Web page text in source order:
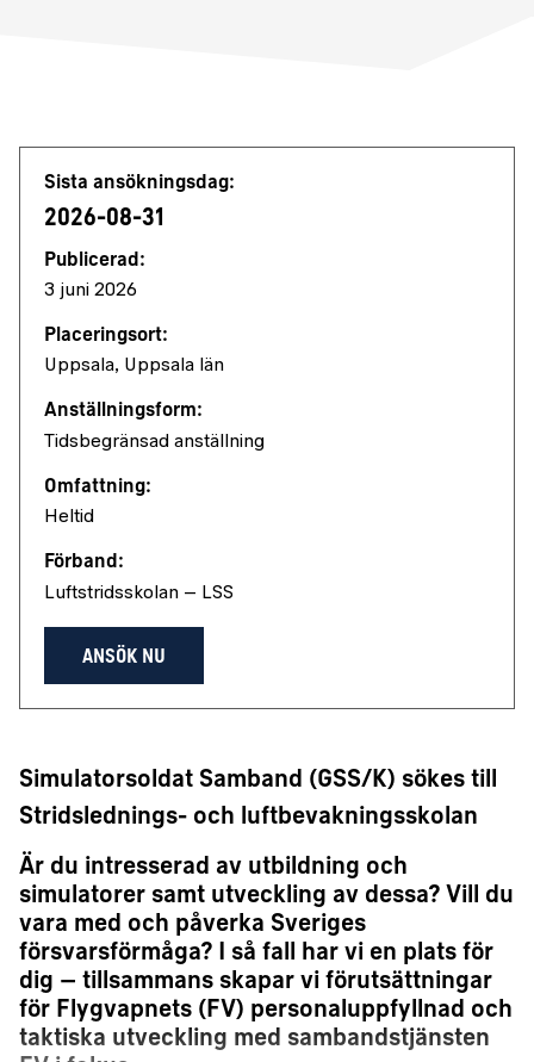
Sista ansökningsdag:
2026-08-31
Publicerad:
3 juni 2026
Placeringsort:
Uppsala, Uppsala län
Anställningsform:
Tidsbegränsad anställning
Omfattning:
Heltid
Förband:
Luftstridsskolan – LSS
ANSÖK NU
Simulatorsoldat Samband (GSS/K) sökes till
Stridslednings- och luftbevakningsskolan
Är du intresserad av utbildning och
simulatorer samt utveckling av dessa? Vill du
vara med och påverka Sveriges
försvarsförmåga? I så fall har vi en plats för
dig – tillsammans skapar vi förutsättningar
för Flygvapnets (FV) personaluppfyllnad och
taktiska utveckling med sambandstjänsten